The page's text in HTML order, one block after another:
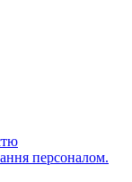
персоналом.